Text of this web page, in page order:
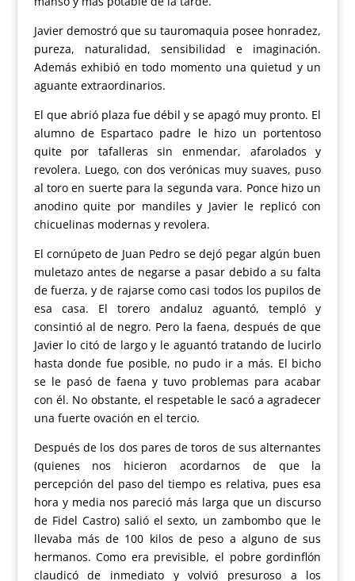
Javier demostró que su tauromaquia posee honradez,
pureza, naturalidad, sensibilidad e imaginación.
Además exhibió en todo momento una quietud y un
aguante extraordinarios.
El que abrió plaza fue débil y se apagó muy pronto. El
alumno de Espartaco padre le hizo un portentoso
quite por tafalleras sin enmendar, afarolados y
revolera. Luego, con dos verónicas muy suaves, puso
al toro en suerte para la segunda vara. Ponce hizo un
anodino quite por mandiles y Javier le replicó con
chicuelinas modernas y revolera.
El cornúpeto de Juan Pedro se dejó pegar algún buen
muletazo antes de negarse a pasar debido a su falta
de fuerza, y de rajarse como casi todos los pupilos de
esa casa. El torero andaluz aguantó, templó y
consintió al de negro. Pero la faena, después de que
Javier lo citó de largo y le aguantó tratando de lucirlo
hasta donde fue posible, no pudo ir a más. El bicho
se le pasó de faena y tuvo problemas para acabar
con él. No obstante, el respetable le sacó a agradecer
una fuerte ovación en el tercio.
Después de los dos pares de toros de sus alternantes
(quienes nos hicieron acordarnos de que la
percepción del paso del tiempo es relativa, pues esa
hora y media nos pareció más larga que un discurso
de Fidel Castro) salió el sexto, un zambombo que le
llevaba más de 100 kilos de peso a alguno de sus
hermanos. Como era previsible, el pobre gordinflón
claudicó de inmediato y volvió presuroso a los